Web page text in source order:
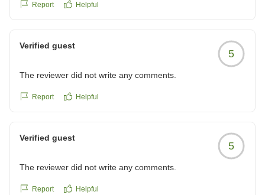
Report Helpful
Verified guest
5
The reviewer did not write any comments.
Report Helpful
Verified guest
5
The reviewer did not write any comments.
Report Helpful